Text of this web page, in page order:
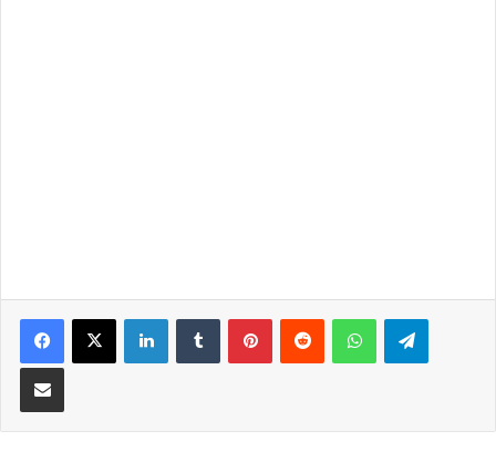
LinkedInTumblrPinterestReddit WhatsApp
Partilhar Via Email